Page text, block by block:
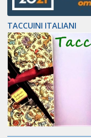
TACCUINI ITALIANI